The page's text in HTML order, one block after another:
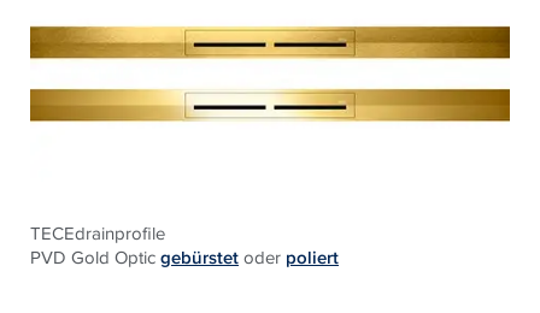
TECEdrainprofile
PVD Gold Opticgebürstetoder poliert